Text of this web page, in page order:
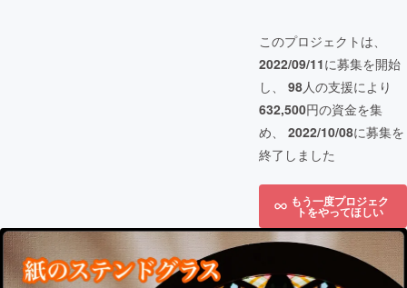
このプロジェクトは、
2022/09/11に募集を開始
し、 98人の支援により
632,500円の資金を集
め、 2022/10/08に募集を
終了しました
もう一度プロジェク
トをやってほしい